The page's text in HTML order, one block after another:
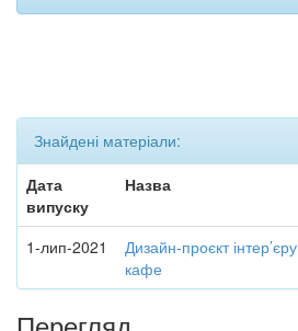
Знайдені матеріали:
Дата
випуску
Назва
1-лип-2021
Дизайн-проєкт інтер’єру
кафе